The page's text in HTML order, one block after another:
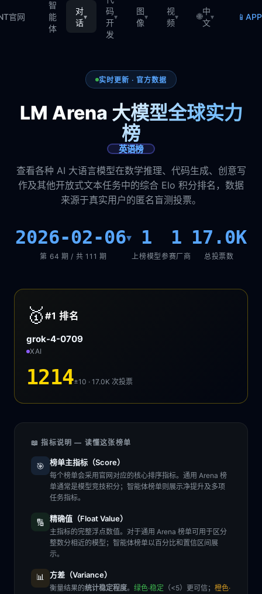
官网
智
能
体
对
话
▾
码
开
发
▾
图
像
▾
视
频
▾ 🌐
中
文
▾ 📱
实时更新 · 官方数据
LM Arena 大模型全球实力
榜
英语榜
查看各种 AI 大语言模型在数学推理、代码生成、创意写
作及其他开放式文本任务中的综合 Elo 积分排名，数据
来源于真实用户的匿名盲测投票。
2026-02-06▾
第 64 期 / 共 111 期
1
上榜模型
1
参赛厂商
17.0K
总投票数
🥇 #1排名
grok-4-0709
XAI
1214±10 · 17.0K次投票
📖 指标说明 — 读懂这张榜单
🎯 榜单主指标（Score）
每个榜单会采用官网对应的核心排序指标。通用 Arena 榜
单通常是模型竞技积分；智能体榜单则展示净提升及多项
任务指标。
🔢 精确值（Float Value）
主指标的完整浮点数值。对于通用 Arena 榜单可用于区分
整数分相近的模型；智能体榜单以百分比和置信区间展
示。
📊 方差（Variance）
衡量结果的统计稳定程度。 绿色·稳定 （<5）更可信； 橙色·